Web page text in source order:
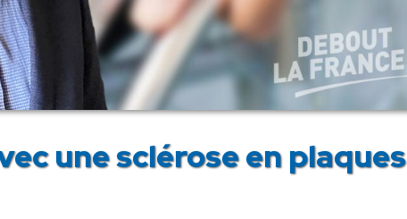
une sclérose en plaques